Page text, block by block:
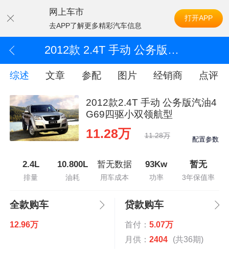
网上车市
去APP了解更多精彩汽车信息
打开APP
2012款 2.4T 手动 公务版汽油4G69四驱小双领航型
综述 文章 参配 图片 经销商 点评
2012款2.4T 手动 公务版汽油4
G69四驱小双领航型
11.28万 11.28万 配置参数
2.4L
排量
10.800L
油耗
暂无数据
用车成本
93Kw
功率
暂无
3年保值率
全款购车
12.96万
贷款购车
首付： 5.07万
月供： 2404 (共36期)